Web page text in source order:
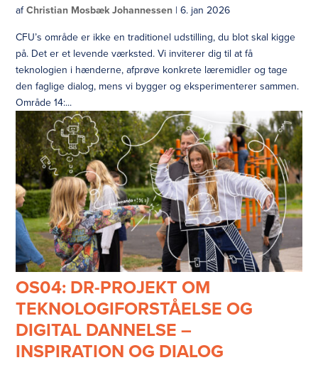
afChristian Mosbæk Johannessen |6. jan 2026
CFU’s område er ikke en traditionel udstilling, du blot skal kigge
på. Det er et levende værksted. Vi inviterer dig til at få
teknologien i hænderne, afprøve konkrete læremidler og tage
den faglige dialog, mens vi bygger og eksperimenterer sammen.
Område 14:...
OS04: DR-PROJEKT OM
TEKNOLOGIFORSTÅELSE OG
DIGITAL DANNELSE –
INSPIRATION OG DIALOG